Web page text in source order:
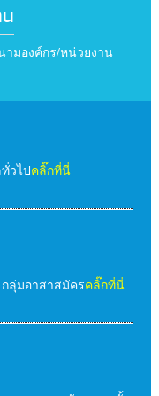
มองค์กร/หน่วยงาน
วไปคลิ๊กที่นี่
ลุ่มอาสาสมัครคลิ๊กที่นี่